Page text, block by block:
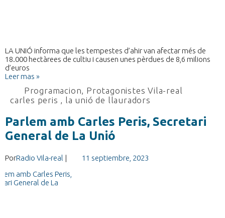
LA UNIÓ informa que les tempestes d’ahir van afectar més de
18.000 hectàrees de cultiu i causen unes pèrdues de 8,6 milions
d’euros
Leer mas »
Programacion, Protagonistes Vila-real
carles peris , la unió de llauradors
Parlem amb Carles Peris, Secretari
General de La Unió
PorRadio Vila-real | 11 septiembre, 2023